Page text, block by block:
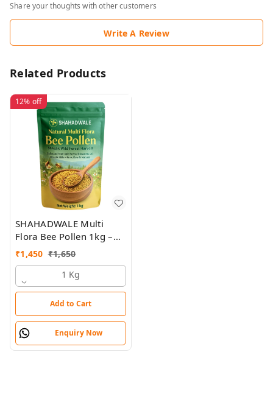
Share your thoughts with other customers
Write A Review
Related Products
12% off
SHAHADWALE Multi
Flora Bee Pollen 1kg –
Delicious & Nutrient-Rich
Superfood with B-
Complex & Antioxidants
₹1,450 ₹1,650
1 Kg
Add to Cart
Enquiry Now